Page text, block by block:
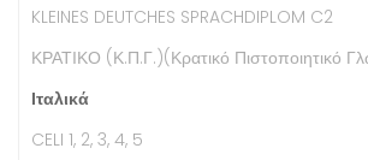
KLEINES DEUTCHES SPRACHDIPLOM C2
ΚΡΑΤΙΚΟ (Κ.Π.Γ.)(Κρατικό Πιστοποιητικό
Ιταλικά
CELI 1, 2, 3, 4, 5